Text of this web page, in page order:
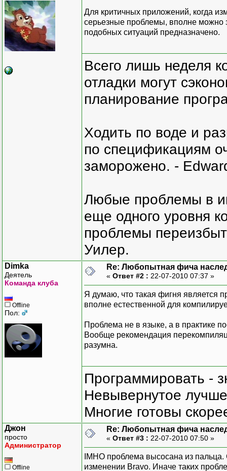
Для критичных приложений, когда
серьезные проблемы, вполне можно
подобных ситуаций предназначено.
Всего лишь неделя
отладки могут
планирование
Ходить по воде и
по спецификациям
заморожено. -
Любые проблемы в
еще одного уровня
проблемы
Уилер.
Dimka
Деятель
Команда клуба
Offline
Пол:
Re: Любопытная фича
« Ответ #2 : 22-07-2010 07:37 »
Я думаю, что такая фигня является
вполне естественной для
Проблема не в языке, а в практике
Вообще рекомендация
разумна.
Программировать -
Невывернутое
Многие готовы
Джон
просто
Администратор
Offline
Re: Любопытная фича
« Ответ #3 : 22-07-2010 07:50 »
IMHO проблема высосана из
изменении Bravo. Иначе таких